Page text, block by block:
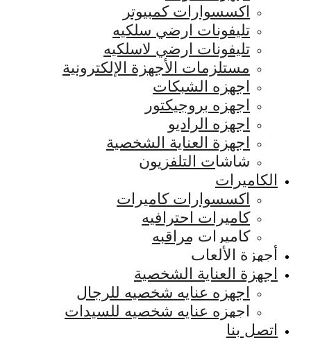
اكسسوارات كمبيوتر
تليفونات ارضي سلكيه
تليفونات ارضي لاسلكيه
مستلزمات الأجهزة الإلكترونية
اجهزه الشبكات
اجهزه بروجيكتور
اجهزه الراديو
اجهزة العناية الشخصية
شاشات التلفزيون
الكاميرات
اكسسوارات كاميرات
كاميرات احترافيه
كاميرات مراقبه
أجهزة الألعاب
اجهزة العناية الشخصية
اجهزه عنايه شخصيه للرجال
اجهزه عنايه شخصيه للسيدات
اتصل بنا